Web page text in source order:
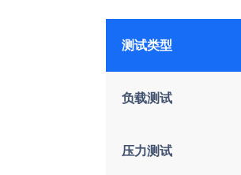
测试类型
负载测试
压力测试